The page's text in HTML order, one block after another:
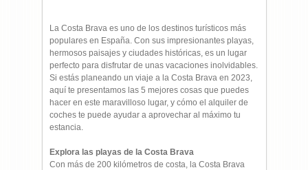
La Costa Brava es uno de los destinos turísticos más
populares en España. Con sus impresionantes playas,
hermosos paisajes y ciudades históricas, es un lugar
perfecto para disfrutar de unas vacaciones inolvidables.
Si estás planeando un viaje a la Costa Brava en 2023,
aquí te presentamos las 5 mejores cosas que puedes
hacer en este maravilloso lugar, y cómo el alquiler de
coches te puede ayudar a aprovechar al máximo tu
estancia.
Explora las playas de la Costa Brava
Con más de 200 kilómetros de costa, la Costa Brava